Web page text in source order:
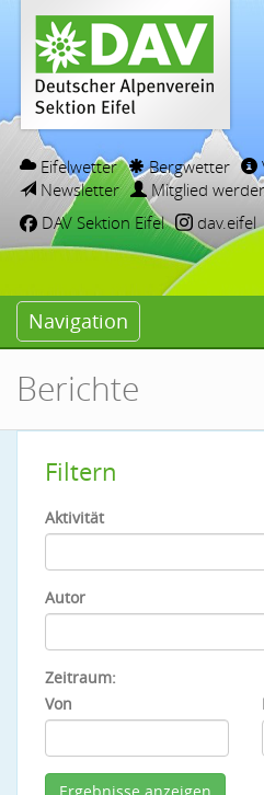
Eifelwetter Bergwetter
Newsletter
Mitglied
DAV Sektion Eifel
dav.eifel
Navigation
Berichte
Filtern
Aktivität
Autor
Zeitraum:
Von